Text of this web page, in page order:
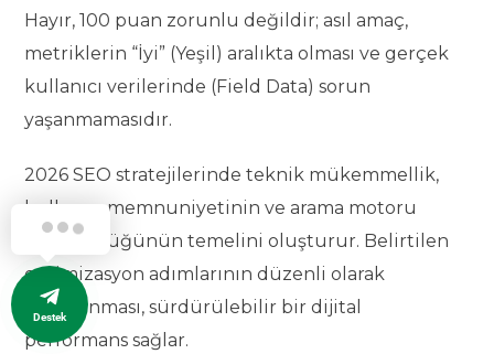
Hayır, 100 puan zorunlu değildir; asıl amaç,
metriklerin “İyi” (Yeşil) aralıkta olması ve gerçek
kullanıcı verilerinde (Field Data) sorun
yaşanmamasıdır.
2026 SEO stratejilerinde teknik mükemmellik,
kullanıcı memnuniyetinin ve arama motoru
görünürlüğünün temelini oluşturur. Belirtilen
optimizasyon adımlarının düzenli olarak
uygulanması, sürdürülebilir bir dijital
performans sağlar.
Destek